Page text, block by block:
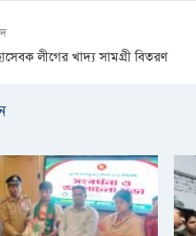
লীগের খাদ্য সামগ্রী বিতরণ